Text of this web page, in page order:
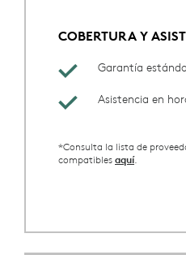
COBERTURA Y
Garantía
Asistencia en
*Consulta la lista de
compatibles aquí.